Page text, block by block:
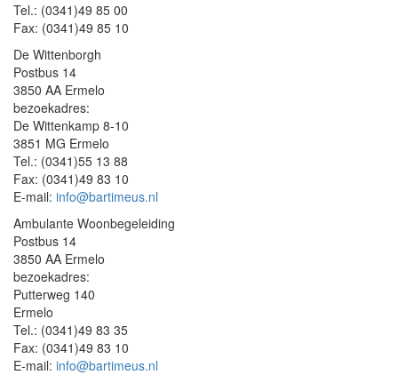
Tel.: (0341)49 85 00
Fax: (0341)49 85 10
De Wittenborgh
Postbus 14
3850 AA Ermelo
bezoekadres:
De Wittenkamp 8-10
3851 MG Ermelo
Tel.: (0341)55 13 88
Fax: (0341)49 83 10
E-mail: info@bartimeus.nl
Ambulante Woonbegeleiding
Postbus 14
3850 AA Ermelo
bezoekadres:
Putterweg 140
Ermelo
Tel.: (0341)49 83 35
Fax: (0341)49 83 10
E-mail: info@bartimeus.nl